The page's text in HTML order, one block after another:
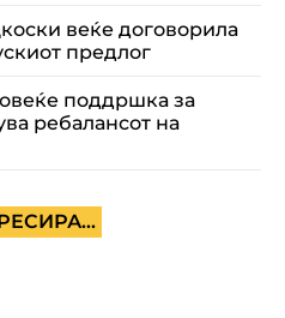
веќе договорила
предлог
поддршка за
ребалансот на